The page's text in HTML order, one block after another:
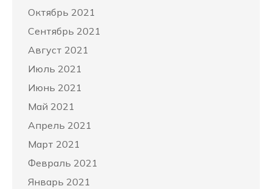
Октябрь 2021
Сентябрь 2021
Август 2021
Июль 2021
Июнь 2021
Май 2021
Апрель 2021
Март 2021
Февраль 2021
Январь 2021